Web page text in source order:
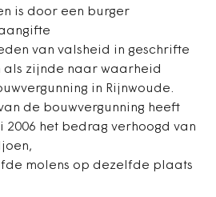
is door een burger
van valsheid in geschrifte
als zijnde naar waarheid
in Rijnwoude.
de bouwvergunning heeft
2006 het bedrag verhoogd van
molens op dezelfde plaats